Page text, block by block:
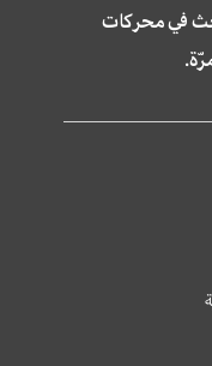
في محركات